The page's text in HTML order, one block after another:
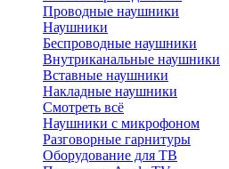
Проводные наушники
Наушники
Беспроводные наушники
Внутриканальные наушники
Вставные наушники
Накладные наушники
Смотреть всё
Наушники с микрофоном
Разговорные гарнитуры
Оборудование для ТВ